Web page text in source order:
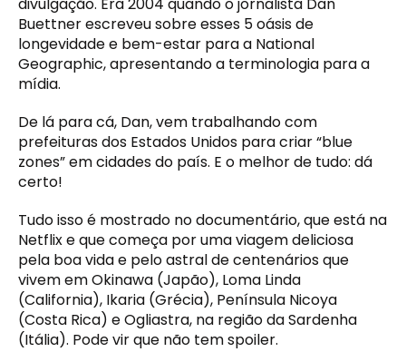
divulgação. Era 2004 quando o jornalista Dan
Buettner escreveu sobre esses 5 oásis de
longevidade e bem-estar para a National
Geographic, apresentando a terminologia para a
mídia.
De lá para cá, Dan, vem trabalhando com
prefeituras dos Estados Unidos para criar “blue
zones” em cidades do país. E o melhor de tudo: dá
certo!
Tudo isso é mostrado no documentário, que está na
Netflix e que começa por uma viagem deliciosa
pela boa vida e pelo astral de centenários que
vivem em Okinawa (Japão), Loma Linda
(California), Ikaria (Grécia), Península Nicoya
(Costa Rica) e Ogliastra, na região da Sardenha
(Itália). Pode vir que não tem spoiler.